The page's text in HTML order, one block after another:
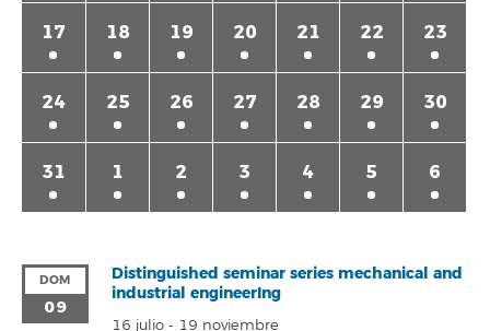
17 18 19 20 21 22 23
24 25 26 27 28 29 30
31 1 2 3 4 5 6
DOM
09
Distinguished seminar series mechanical and
industrial engineerIng
16 julio- 19 noviembre